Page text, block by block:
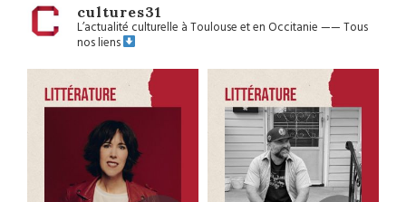
cultures31
L’actualité culturelle à Toulouse et en Occitanie——Tous
nos liens